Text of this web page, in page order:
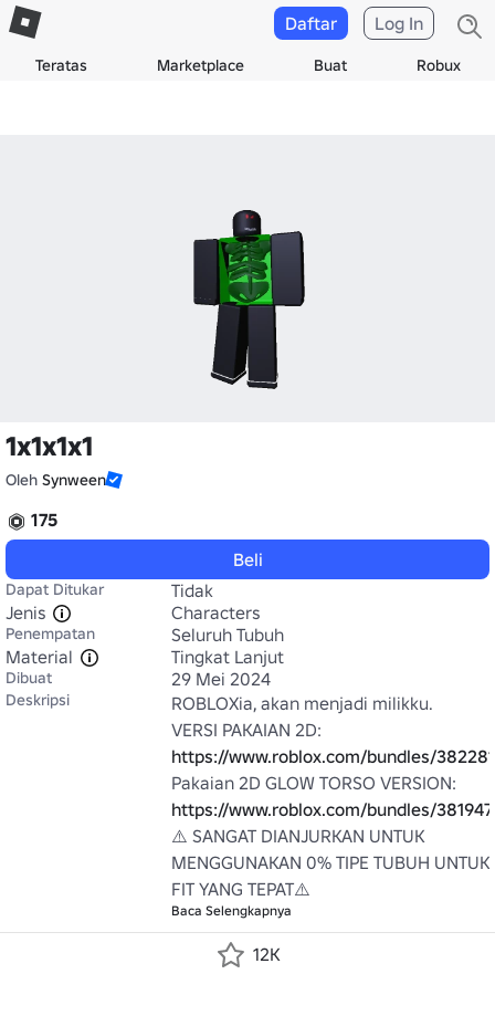
Teratas Marketplace Buat Robux
Daftar Log In
1x1x1x1
Oleh Synween
175
Beli
Dapat Ditukar
Tidak
Jenis
Characters
Penempatan
Seluruh Tubuh
Material
Tingkat Lanjut
Dibuat 29 Mei 2024
Deskripsi
ROBLOXia, akan menjadi milikku.
https://www.roblox.com/bundles/
https://www.roblox.com/bundles/
⚠️ SANGAT DIANJURKAN UNTUK
MENGGUNAKAN 0% TIPE TUBUH UNTUK
FIT YANG TEPAT⚠️
Baca Selengkapnya
12K